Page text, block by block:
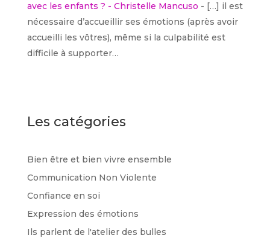
avec les enfants ? - Christelle Mancuso - […] il est
nécessaire d’accueillir ses émotions (après avoir
accueilli les vôtres), même si la culpabilité est
difficile à supporter…
Les catégories
Bien être et bien vivre ensemble
Communication Non Violente
Confiance en soi
Expression des émotions
Ils parlent de l'atelier des bulles